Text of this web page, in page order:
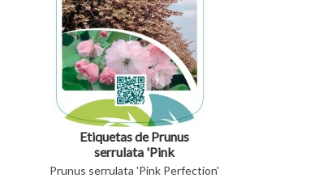
Etiquetas de Prunus
serrulata 'Pink
Perfection' *
Prunus serrulata 'Pink Perfection'